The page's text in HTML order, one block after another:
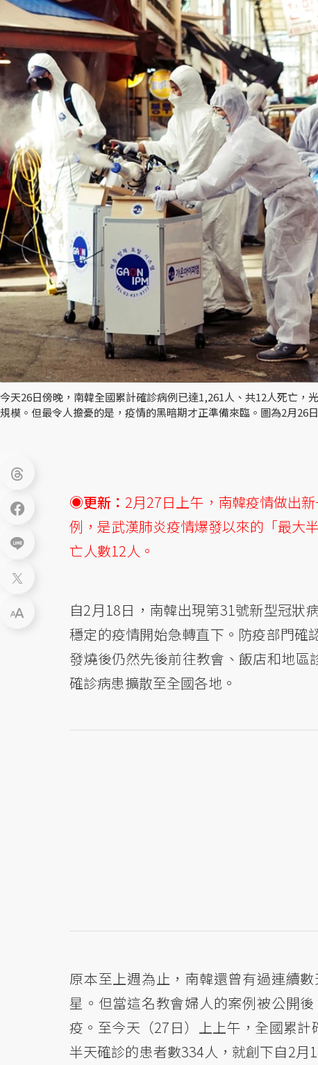
今天26日傍晚，南韓全國累計確診病例已達1,261人、共12人死亡，
規模。但最令人擔憂的是，疫情的黑暗期才正準備來臨。圖為2月26
◉更新： 2月27日上午，南韓疫情做出
例，是武漢肺炎疫情爆發以來的「最大
亡人數12人。
自2月18日，南韓出現第31號新型冠
穩定的疫情開始急轉直下。防疫部門確
發燒後仍然先後前往教會、飯店和地區
確診病患擴散至全國各地。
原本至上週為止，南韓還曾有過連續
星。但當這名教會婦人的案例被公開
疫。至今天（27日）上上午，全國累
半天確診的患者數334人，就創下自2